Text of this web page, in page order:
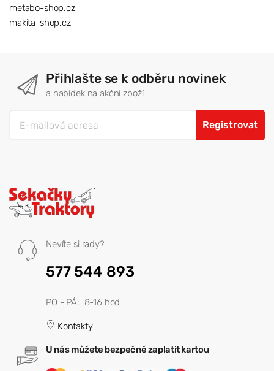
metabo-shop.cz
makita-shop.cz
Přihlašte se k odběru novinek
a nabídek na akční zboží
Registrovat
Nevíte si rady?
577 544 893
PO - PÁ: 8-16 hod
Kontakty
U nás můžete bezpečně zaplatit kartou